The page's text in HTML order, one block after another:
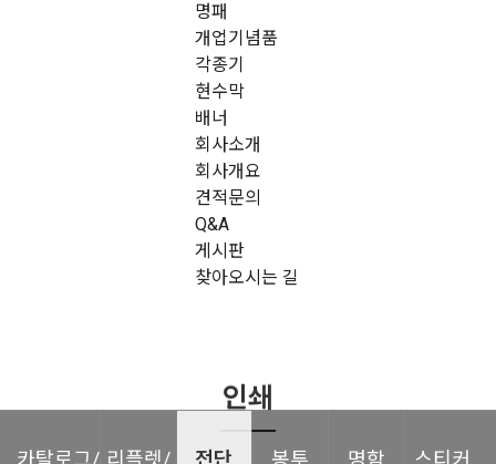
명패
개업기념품
각종기
현수막
배너
회사소개
회사개요
견적문의
Q&A
게시판
찾아오시는 길
인쇄
카탈로그/ 리플렛/
전단 봉투 명함 스티커